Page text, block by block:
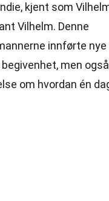
kjent som
Vilhelm. Denne
innførte nye
men også
om hvordan én